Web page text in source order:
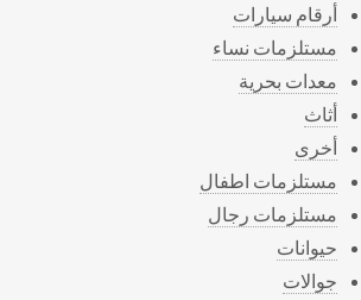
أرقام سيارات
مستلزمات نساء
معدات بحرية
أثاث
أخرى
مستلزمات اطفال
مستلزمات رجال
حيوانات
جوالات